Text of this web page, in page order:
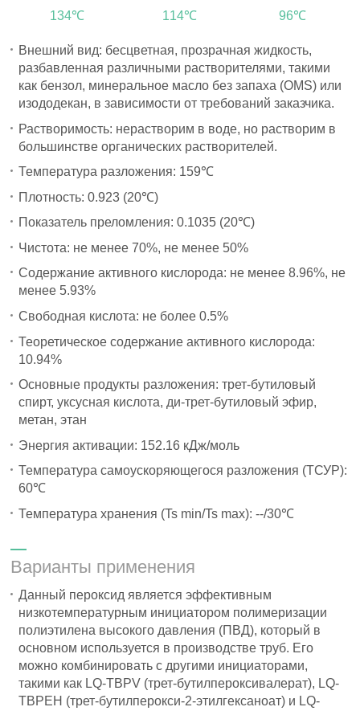
134℃ 114℃ 96℃
Внешний вид: бесцветная, прозрачная жидкость,
разбавленная различными растворителями, такими
как бензол, минеральное масло без запаха (OMS) или
изододекан, в зависимости от требований заказчика.
Растворимость: нерастворим в воде, но растворим в
большинстве органических растворителей.
Температура разложения: 159℃
Плотность: 0.923 (20℃)
Показатель преломления: 0.1035 (20℃)
Чистота: не менее 70%, не менее 50%
Содержание активного кислорода: не менее 8.96%, не
менее 5.93%
Свободная кислота: не более 0.5%
Теоретическое содержание активного кислорода:
10.94%
Основные продукты разложения: трет-бутиловый
спирт, уксусная кислота, ди-трет-бутиловый эфир,
метан, этан
Энергия активации: 152.16 кДж/моль
Температура самоускоряющегося разложения (ТСУР):
60℃
Температура хранения (Ts min/Ts max): --/30℃
Варианты применения
Данный пероксид является эффективным
низкотемпературным инициатором полимеризации
полиэтилена высокого давления (ПВД), который в
основном используется в производстве труб. Его
можно комбинировать с другими инициаторами,
такими как LQ-TBPV (трет-бутилпероксивалерат), LQ-
TBPEH (трет-бутилперокси-2-этилгексаноат) и LQ-